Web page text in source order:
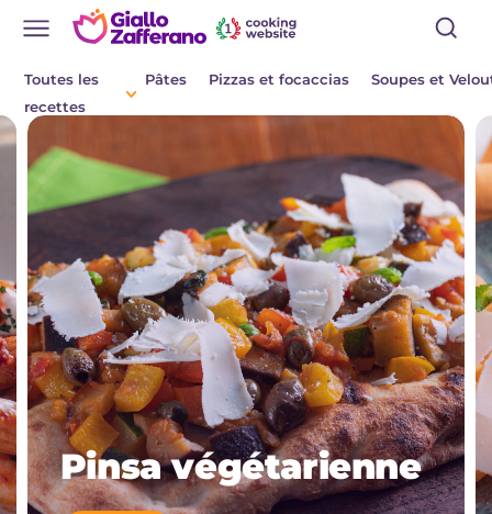
Toutes les
recettes
Aperitifs
Plats principaux
rafraîchissements
Desserts
Accompagnement
Pizzas et focaccia
Gateaux et patisserie
Sauces
Pâtes Pizzas et focaccias Soupes et
Pinsa végétarienne